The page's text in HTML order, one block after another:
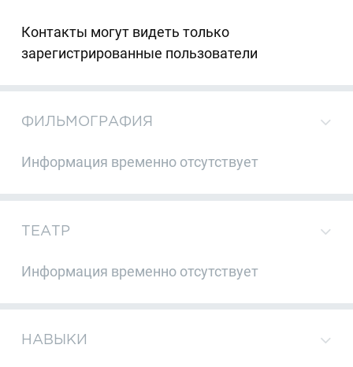
Контакты могут видеть только
зарегистрированные пользователи
ФИЛЬМОГРАФИЯ
Информация временно отсутствует
ТЕАТР
Информация временно отсутствует
НАВЫКИ